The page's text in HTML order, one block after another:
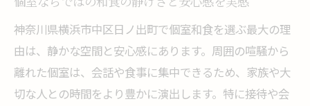
個室ならではの和食の静けさと安心感を実感
神奈川県横浜市中区日ノ出町で個室和食を選ぶ最大の理
由は、静かな空間と安心感にあります。周囲の喧騒から
離れた個室は、会話や食事に集中できるため、家族や大
切な人との時間をより豊かに演出します。特に接待や会